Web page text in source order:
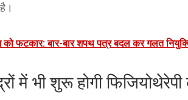
को फटकार: बार-बार शपथ पत्र बदल कर गलत
में भी शुरू होगी फिजियोथेरेपी